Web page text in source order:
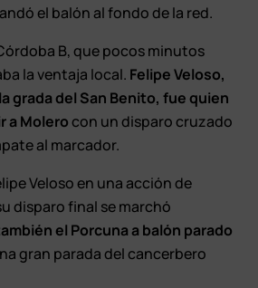
el balón al fondo de la red.
B, que pocos minutos
la ventaja local. Felipe Veloso,
grada del San Benito, fue quien
a Molerocon un disparo cruzado
al marcador.
Veloso en una acción de
disparo final se marchó
el Porcuna a balón parado
gran parada del cancerbero